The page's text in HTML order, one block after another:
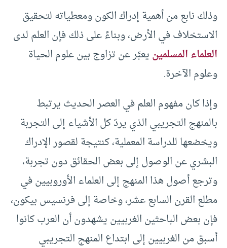
وذلك نابع من أهمية إدراك الكون ومعطياته لتحقيق
الاستخلاف في الأرض، وبناءً على ذلك فإن العلم لدى
العلماء المسلمينيعبِّر عن تزاوج بين علوم الحياة
وعلوم الآخرة.
وإذا كان مفهوم العلم في العصر الحديث يرتبط
بالمنهج التجريبي الذي يردّ كل الأشياء إلى التجربة
ويخضعها للدراسة المعملية، كنتيجة لقصور الإدراك
البشري عن الوصول إلى بعض الحقائق دون تجربة،
وترجع أصول هذا المنهج إلى العلماء الأوروبيين في
مطلع القرن السابع عشر، وخاصة إلى فرنسيس بيكون،
فإن بعض الباحثين الغربيين يشهدون أن العرب كانوا
أسبق من الغربيين إلى ابتداع المنهج التجريبي